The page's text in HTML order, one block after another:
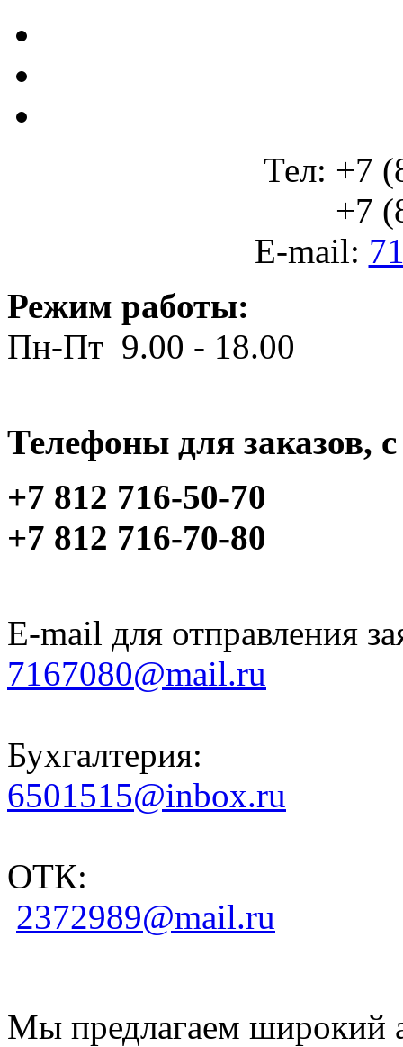
Тел: +7
+7
E-mail:
Режим работы:
Пн-Пт 9.00 - 18.00
Телефоны для заказов,
+7 812 716-50-70
+7 812 716-70-80
E-mail для отправления
7167080@mail.ru
Бухгалтерия:
6501515@inbox.ru
ОТК:
2372989@mail.ru
Мы предлагаем широкий